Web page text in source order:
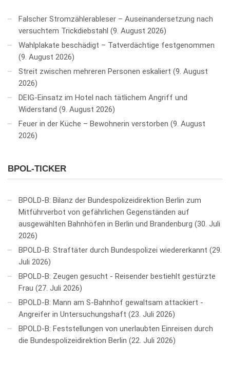
Falscher Stromzählerableser – Auseinandersetzung nach
versuchtem Trickdiebstahl 9. August 2026
Wahlplakate beschädigt – Tatverdächtige festgenommen
9. August 2026
Streit zwischen mehreren Personen eskaliert 9. August
2026
DEIG-Einsatz im Hotel nach tätlichem Angriff und
Widerstand 9. August 2026
Feuer in der Küche – Bewohnerin verstorben 9. August
2026
BPOL-TICKER
BPOLD-B: Bilanz der Bundespolizeidirektion Berlin zum
Mitführverbot von gefährlichen Gegenständen auf
ausgewählten Bahnhöfen in Berlin und Brandenburg 30. Juli
2026
BPOLD-B: Straftäter durch Bundespolizei wiedererkannt
29.
Juli 2026
BPOLD-B: Zeugen gesucht - Reisender bestiehlt gestürzte
Frau
27. Juli 2026
BPOLD-B: Mann am S-Bahnhof gewaltsam attackiert -
Angreifer in Untersuchungshaft
23. Juli 2026
BPOLD-B: Feststellungen von unerlaubten Einreisen durch
die Bundespolizeidirektion Berlin
22. Juli 2026